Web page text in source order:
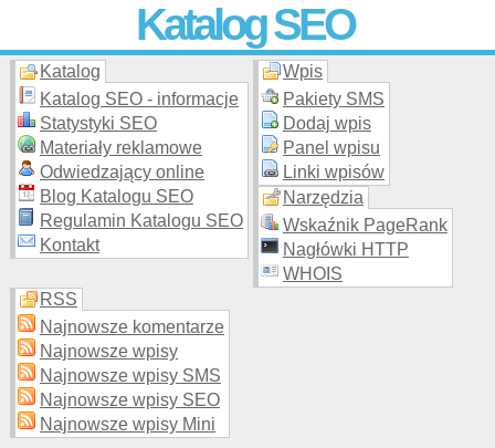
Katalog SEO
Skuteczna i promocja stron WWW –
moderowanego katalogu za darmo!
Katalog
Katalog SEO - informacje
Statystyki SEO
Materiały reklamowe
Odwiedzający online
Blog Katalogu SEO
Regulamin Katalogu SEO
Kontakt
Wpis
Pakiety SMS
Dodaj wpis
Panel wpisu
Linki wpisów
Narzędzia
Wskaźnik PageRank
Nagłówki HTTP
WHOIS
RSS
Najnowsze komentarze
Najnowsze wpisy
Najnowsze wpisy SMS
Najnowsze wpisy SEO
Najnowsze wpisy Mini